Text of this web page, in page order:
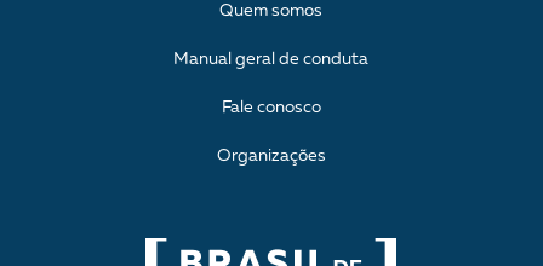
Quem somos
Manual geral de conduta
Fale conosco
Organizações